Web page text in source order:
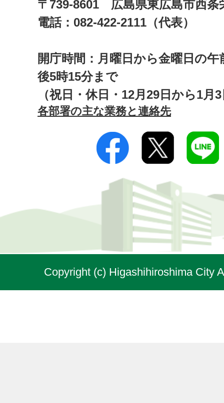
〒739-8601 広島県東広島市西
電話：082-422-2111（代表）
開庁時間：月曜日から金曜日の午
後5時15分まで
（祝日・休日・12月29日から1月
各部署の主な業務と連絡先
Copyright (c) Higashihiroshima City